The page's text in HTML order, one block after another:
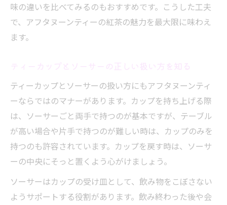
味の違いを比べてみるのもおすすめです。こうした工夫
で、アフタヌーンティーの紅茶の魅力を最大限に味わえ
ます。
ティーカップとソーサーの扱い方にもアフタヌーンティ
ーならではのマナーがあります。カップを持ち上げる際
は、ソーサーごと両手で持つのが基本ですが、テーブル
が高い場合や片手で持つのが難しい時は、カップのみを
持つのも許容されています。カップを戻す時は、ソーサ
ーの中央にそっと置くよう心がけましょう。
ソーサーはカップの受け皿として、飲み物をこぼさない
ようサポートする役割があります。飲み終わった後や会